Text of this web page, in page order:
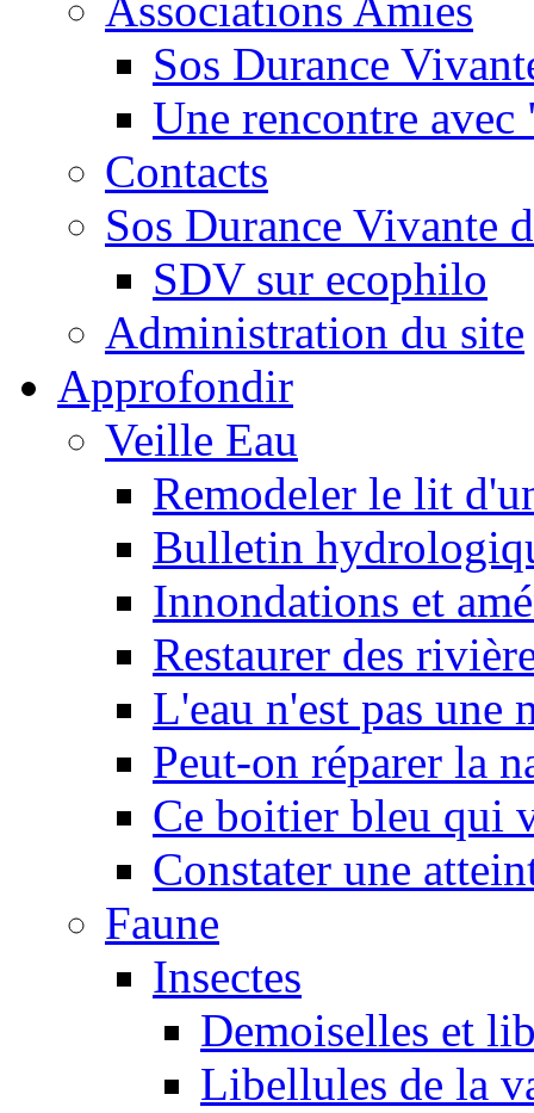
Associations Amies
Sos Durance
Une rencontre
Contacts
Sos Durance Vivante
SDV sur ecophilo
Administration du site
Approfondir
Veille Eau
Remodeler le lit
Bulletin
Innondations et
Restaurer des
L'eau n'est pas une
Peut-on réparer la
Ce boitier bleu qui
Constater une
Faune
Insectes
Demoiselles et
Libellules de la